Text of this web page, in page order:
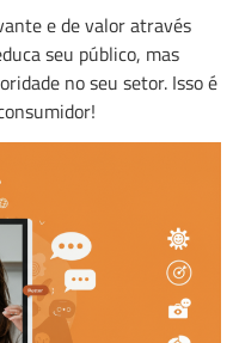
e de valor através
seu público, mas
no seu setor. Isso é